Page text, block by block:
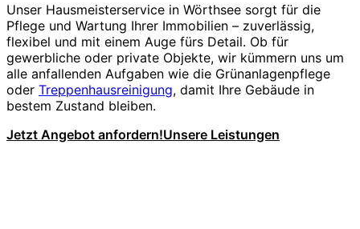
Unser Hausmeisterservice in Wörthsee sorgt für die
Pflege und Wartung Ihrer Immobilien – zuverlässig,
flexibel und mit einem Auge fürs Detail. Ob für
gewerbliche oder private Objekte, wir kümmern uns um
alle anfallenden Aufgaben wie die Grünanlagenpflege
oder Treppenhausreinigung, damit Ihre Gebäude in
bestem Zustand bleiben.
Jetzt Angebot anfordern!Unsere Leistungen